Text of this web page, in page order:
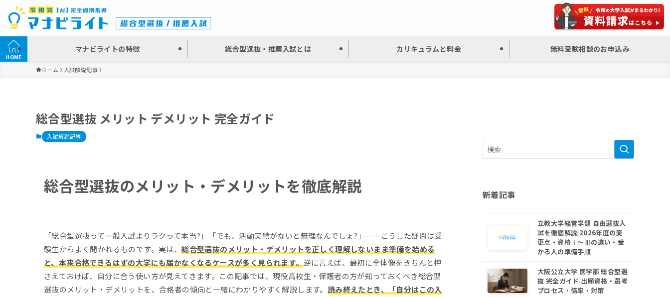
HOME
マナビライトの特徴 総合型選抜・推薦入試とは カリキュラムと料金 無料受験相談のお申込み
ホーム 入試解説記事
総合型選抜 メリット デメリット 完全ガイド
入試解説記事
総合型選抜のメリット・デメリットを徹底解説
「総合型選抜って一般入試よりラクって本当?」「でも、活動実績がないと無理なんでしょ?」——こうした疑問は受
験生からよく聞かれるものです。実は、総合型選抜のメリット・デメリットを正しく理解しないまま準備を始める
と、本来合格できるはずの大学にも届かなくなるケースが多く見られます。 逆に言えば、最初に全体像をきちんと押
さえておけば、自分に合う使い方が見えてきます。この記事では、現役高校生・保護者の方が知っておくべき総合型
選抜のメリット・デメリットを、合格者の傾向と一緒にわかりやすく解説します。 読み終えたとき、「自分はこの入
新着記事
立教大学経営学部 自由選抜入
試を徹底解説|2026年度の変
更点・資格Ⅰ〜Ⅲの違い・受
かる人の準備手順
大阪公立大学 医学部 総合型選
抜 完全ガイド|出願資格・選考
プロセス・倍率・対策